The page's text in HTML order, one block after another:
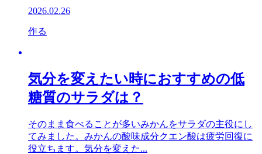
2026.02.26
作る
気分を変えたい時におすすめの低
糖質のサラダは？
そのまま食べることが多いみかんをサラダの主役にし
てみました。みかんの酸味成分クエン酸は疲労回復に
役立ちます。気分を変えた...